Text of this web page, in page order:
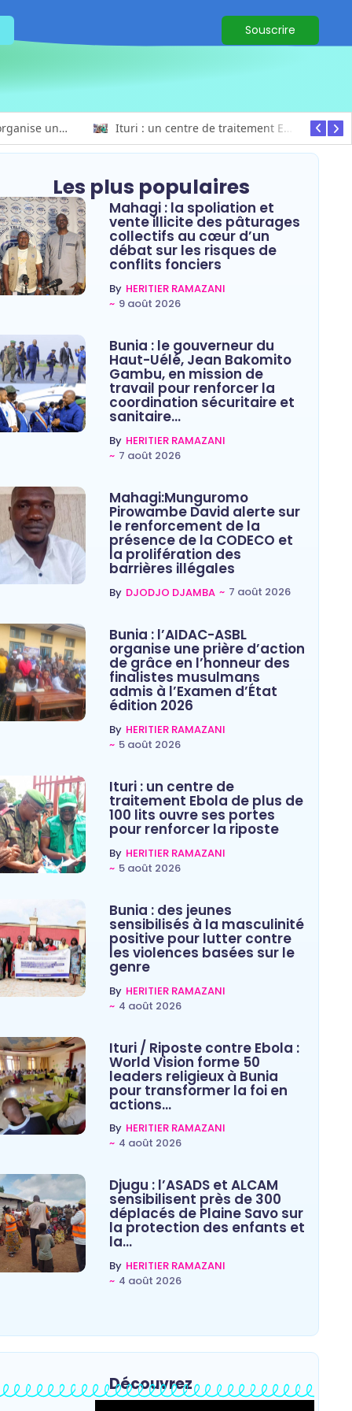
Souscrire
Bunia : l’AIDAC-ASBL organise une prière d’action de grâce en l’honneur des finalistes musulmans admis à l’Examen d’État édition 2026 Ituri : un centre de traitement Ebola de plus de 100 lits ouvre ses portes pour renforcer la riposte
Les plus populaires
Mahagi : la spoliation et
vente illicite des pâturages
collectifs au cœur d’un
débat sur les risques de
conflits fonciers
By HERITIER RAMAZANI
~ 9 août 2026
Bunia : le gouverneur du
Haut-Uélé, Jean Bakomito
Gambu, en mission de
travail pour renforcer la
coordination sécuritaire et
sanitaire…
By HERITIER RAMAZANI
~ 7 août 2026
Mahagi:Munguromo
Pirowambe David alerte sur
le renforcement de la
présence de la CODECO et
la prolifération des
barrières illégales
By DJODJO DJAMBA ~ 7 août 2026
Bunia : l’AIDAC-ASBL
organise une prière d’action
de grâce en l’honneur des
finalistes musulmans
admis à l’Examen d’État
édition 2026
By HERITIER RAMAZANI
~ 5 août 2026
Ituri : un centre de
traitement Ebola de plus de
100 lits ouvre ses portes
pour renforcer la riposte
By HERITIER RAMAZANI
~ 5 août 2026
Bunia : des jeunes
sensibilisés à la masculinité
positive pour lutter contre
les violences basées sur le
genre
By HERITIER RAMAZANI
~ 4 août 2026
Ituri / Riposte contre Ebola :
World Vision forme 50
leaders religieux à Bunia
pour transformer la foi en
actions…
By HERITIER RAMAZANI
~ 4 août 2026
Djugu : l’ASADS et ALCAM
sensibilisent près de 300
déplacés de Plaine Savo sur
la protection des enfants et
la…
By HERITIER RAMAZANI
~ 4 août 2026
Découvrez